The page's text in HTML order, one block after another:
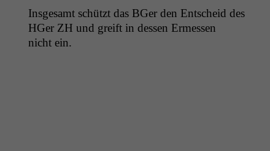
Ins­ge­samt schützt das BGer den Entscheid des
HGer ZH und greift in dessen Ermessen
nicht ein.